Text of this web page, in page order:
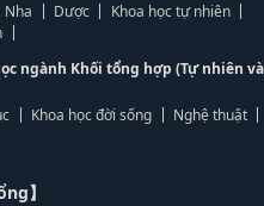
Nha Dược
Khoa học tự nhiên
ngành Khối tổng hợp (Tự nhiên
Khoa học đời sống
Nghệ thuật
】